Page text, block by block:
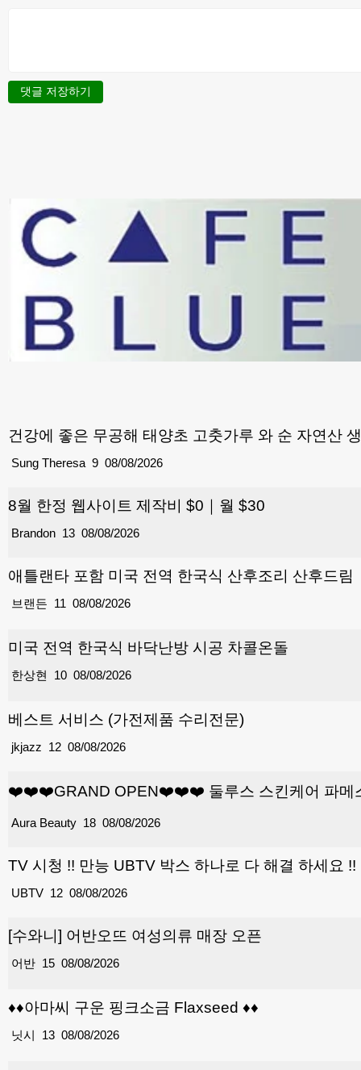
댓글 저장하기
건강에 좋은 무공해 태양초 고춧가루 와 순 자연산
9
Sung Theresa 08/08/2026
8월 한정 웹사이트 제작비 $0｜월 $30
13
Brandon 08/08/2026
애틀랜타 포함 미국 전역 한국식 산후조리 산후드림
11
브랜든 08/08/2026
미국 전역 한국식 바닥난방 시공 차콜온돌
10
한상현 08/08/2026
베스트 서비스 (가전제품 수리전문)
12
jkjazz 08/08/2026
❤️❤️❤️GRAND OPEN❤️❤️❤️ 둘루스 스킨케어 파메스
18
Aura Beauty 08/08/2026
TV 시청 !! 만능 UBTV 박스 하나로 다 해결 하세요 !!
12
UBTV 08/08/2026
[수와니] 어반오뜨 여성의류 매장 오픈
15
어반 08/08/2026
♦️♦️아마씨 구운 핑크소금 Flaxseed ♦️♦️
13
닛시 08/08/2026